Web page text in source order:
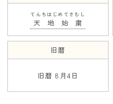
子供のお祝い
長寿のお祝い
季節の工作
天地始粛
てんちはじめてさむし
旧暦
旧暦 8月4日